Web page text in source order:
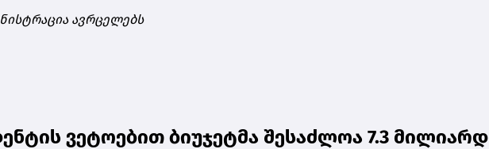
ავრცელებს
ვეტოებით ბიუჯეტმა შესაძლოა 7.3 მილიარდ